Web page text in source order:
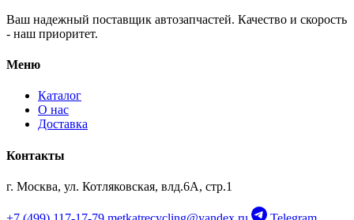
‹ ›
Ваш надежный поставщик автозапчастей. Качество и скорость
- наш приоритет.
Меню
Каталог
О нас
Доставка
Контакты
г. Москва, ул. Котляковская, влд.6А, стр.1